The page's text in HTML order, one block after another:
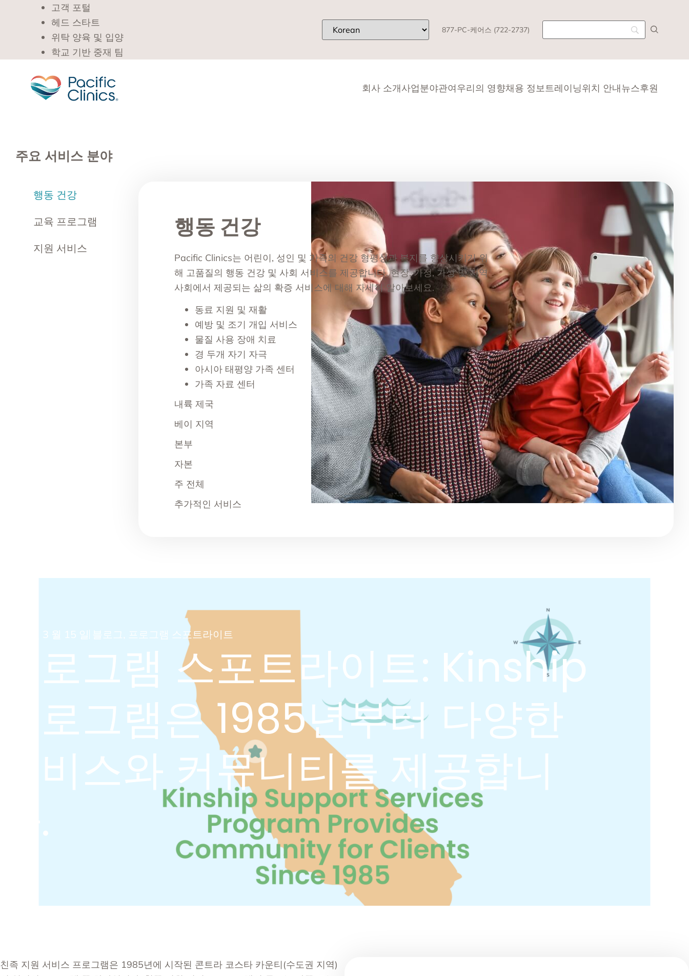
고객 포털
헤드 스타트
위탁 양육 및 입양
학교 기반 중재 팀
877-PC-케어스 (722-2737)
회사 소개사업분야관여우리의 영향채용 정보트레이닝위치 안내​뉴스후원
주요 서비스 분야
행동 건강
교육 프로그램
지원 서비스
행동 건강
Pacific Clinics는 어린이, 성인 및 가족의 건강 형평성과 복지를 향상시키기 위
해 고품질의 행동 건강 및 사회 서비스를 제공합니다. 현장, 가정, 가상 및 지역
사회에서 제공되는 삶의 확증 서비스에 대해 자세히 알아보세요.
동료 지원 및 재활
예방 및 조기 개입 서비스
물질 사용 장애 치료
경 두개 자기 자극
아시아 태평양 가족 센터
가족 자료 센터
내륙 제국
베이 지역
본부
자본
주 전체
추가적인 서비스
2024 년 3 월 15 일 블로그, 프로그램 스포트라이트
프로그램 스포트라이트: Kinship
프로그램은 1985년부터 다양한
서비스와 커뮤니티를 제공합니
다.
친족 지원 서비스 프로그램은 1985년에 시작된 콘트라 코스타 카운티(수도권 지역)